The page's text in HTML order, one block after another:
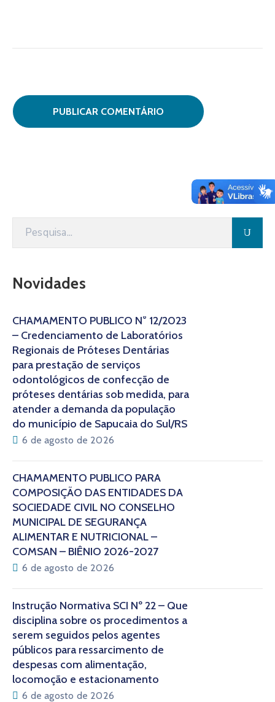
Novidades
CHAMAMENTO PÚBLICO N° 12/2023
– Credenciamento de Laboratórios
Regionais de Próteses Dentárias
para prestação de serviços
odontológicos de confecção de
próteses dentárias sob medida, para
atender a demanda da população
do município de Sapucaia do Sul/RS
6 de agosto de 2026
CHAMAMENTO PÚBLICO PARA
COMPOSIÇÃO DAS ENTIDADES DA
SOCIEDADE CIVIL NO CONSELHO
MUNICIPAL DE SEGURANÇA
ALIMENTAR E NUTRICIONAL –
COMSAN – BIÊNIO 2026-2027
6 de agosto de 2026
Instrução Normativa SCI Nº 22 – Que
disciplina sobre os procedimentos a
serem seguidos pelos agentes
públicos para ressarcimento de
despesas com alimentação,
locomoção e estacionamento
6 de agosto de 2026